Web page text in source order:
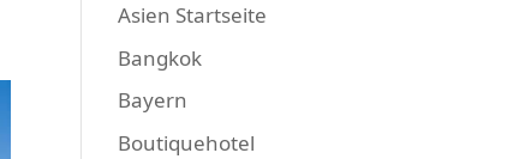
Asien Startseite
Bangkok
Bayern
Boutiquehotel